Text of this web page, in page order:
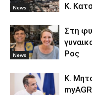
News
Κ.
News
Στη
Ρος
Κ.